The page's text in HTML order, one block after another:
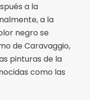
a la
a la
negro se
de Caravaggio,
pinturas de la
como las